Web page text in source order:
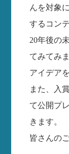
んを対象
するコン
20年後の
てみてみ
アイデア
また、入
て公開プ
きます。
皆さんの